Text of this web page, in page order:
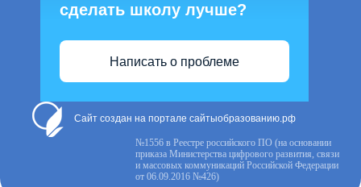
сделать школу лучше?
Написать о проблеме
Сайт создан на портале сайтыобразованию.рф
№1556 в Реестре российского ПО (на основании
приказа Министерства цифрового развития, связи
и массовых коммуникаций Российской Федерации
от 06.09.2016 №426)